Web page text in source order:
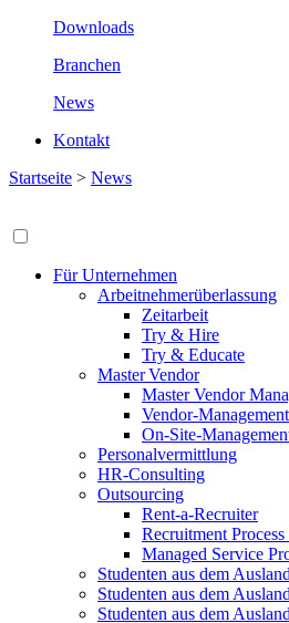
Downloads
Branchen
News
Kontakt
Startseite > News
Für Unternehmen
Arbeitnehmerüberlassung
Zeitarbeit
Try & Hire
Try & Educate
Master Vendor
Master Vendor
Vendor-
On-Site-
Personalvermittlung
HR-Consulting
Outsourcing
Rent-a-Recruiter
Recruitment
Managed Service
Studenten aus dem Ausland
Studenten aus dem
Studenten aus dem